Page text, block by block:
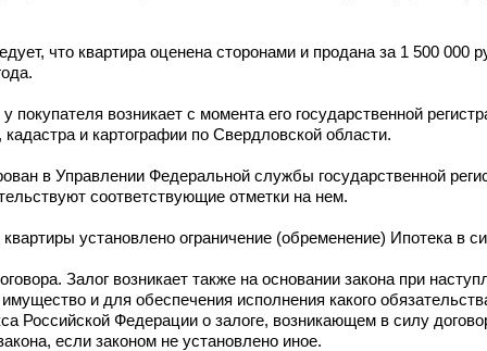
что квартира оценена сторонами и продана за 1 500 000
покупателя возникает с момента его государственной
и картографии по Свердловской области.
в Управлении Федеральной службы государственной
соответствующие отметки на нем.
установлено ограничение (обременение) Ипотека в
Залог возникает также на основании закона при
и для обеспечения исполнения какого
Российской Федерации о залоге, возникающем в силу
если законом не установлено иное.